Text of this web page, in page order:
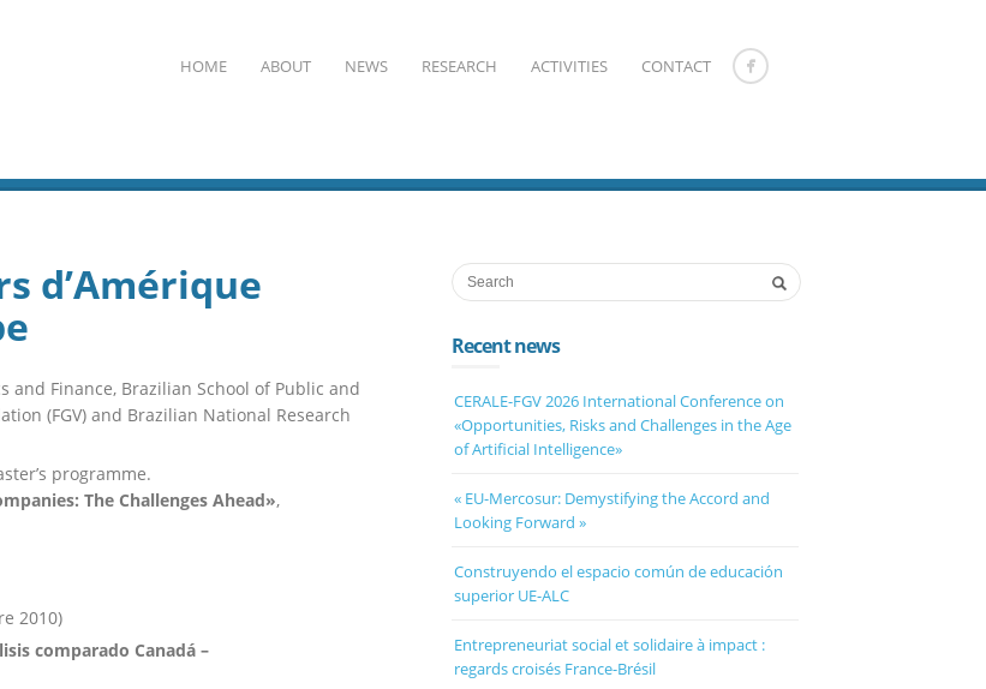
HOME ABOUT NEWS RESEARCH ACTIVITIES CONTACT
d’Amérique
and Finance, Brazilian School of Public and
(FGV) and Brazilian National Research
programme.
The Challenges Ahead»,
2010)
comparado Canadá –
Recent news
CERALE-FGV 2026 International Conference on
«Opportunities, Risks and Challenges in the Age
of Artificial Intelligence»
« EU-Mercosur: Demystifying the Accord and
Looking Forward »
Construyendo el espacio común de educación
superior UE-ALC
Entrepreneuriat social et solidaire à impact :
regards croisés France-Brésil